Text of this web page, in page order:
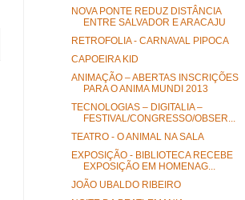
NOVA PONTE REDUZ DISTÂNCIA
ENTRE SALVADOR E ARACAJU
RETROFOLIA - CARNAVAL PIPOCA
CAPOEIRA KID
ANIMAÇÃO – ABERTAS INSCRIÇÕES
PARA O ANIMA MUNDI 2013
TECNOLOGIAS – DIGITALIA –
FESTIVAL/CONGRESSO/OBSER...
TEATRO - O ANIMAL NA SALA
EXPOSIÇÃO - BIBLIOTECA RECEBE
EXPOSIÇÃO EM HOMENAG...
JOÃO UBALDO RIBEIRO